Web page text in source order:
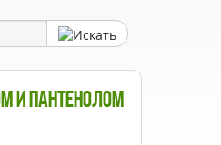
И Пантенолом